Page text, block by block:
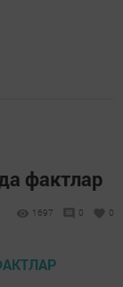
фактлар
1697 0 0